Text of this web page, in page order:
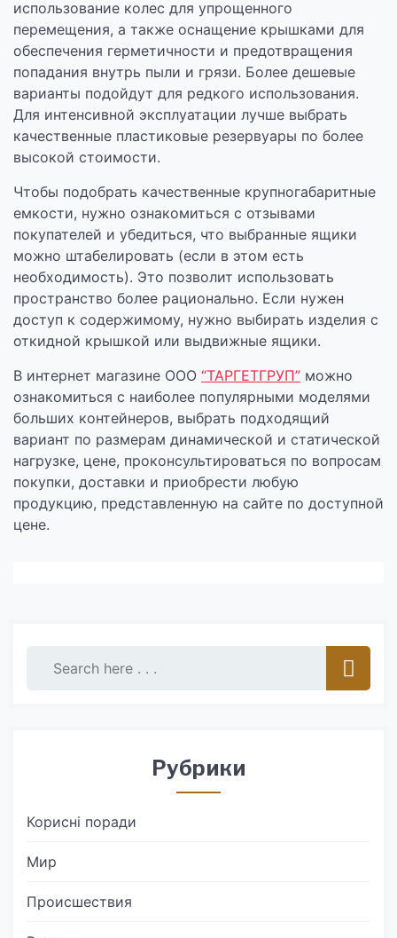
использование колес для упрощенного
перемещения, а также оснащение крышками для
обеспечения герметичности и предотвращения
попадания внутрь пыли и грязи. Более дешевые
варианты подойдут для редкого использования.
Для интенсивной эксплуатации лучше выбрать
качественные пластиковые резервуары по более
высокой стоимости.
Чтобы подобрать качественные крупногабаритные
емкости, нужно ознакомиться с отзывами
покупателей и убедиться, что выбранные ящики
можно штабелировать (если в этом есть
необходимость). Это позволит использовать
пространство более рационально. Если нужен
доступ к содержимому, нужно выбирать изделия с
откидной крышкой или выдвижные ящики.
В интернет магазине ООО “ТАРГЕТГРУП” можно
ознакомиться с наиболее популярными моделями
больших контейнеров, выбрать подходящий
вариант по размерам динамической и статической
нагрузке, цене, проконсультироваться по вопросам
покупки, доставки и приобрести любую
продукцию, представленную на сайте по доступной
цене.
Рубрики
Корисні поради
Мир
Происшествия